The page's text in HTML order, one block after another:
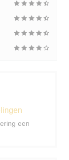
een